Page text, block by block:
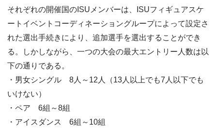
それぞれの開催国のISUメンバーは、ISUフィギュアスケ
ートイベントコーディネーショングループによって設定さ
れた選出手続きにより、追加選手を選出することができ
る。しかしながら、一つの大会の最大エントリー人数は以
下の通りである。
・男女シングル 8人～12人（13人以上でも7人以下でも
いけない）
・ペア 6組～8組
・アイスダンス 6組～10組